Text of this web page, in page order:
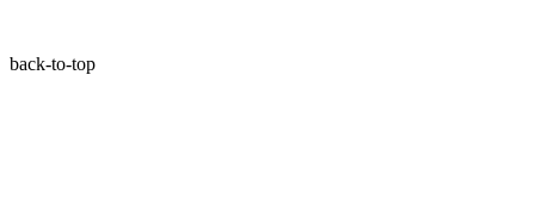
back-to-top